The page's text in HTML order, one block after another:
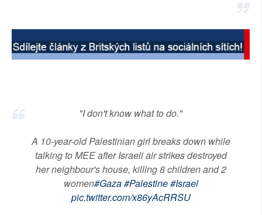
"I don't know what to do."
A 10-year-old Palestinian girl breaks down while
talking to MEE after Israeli air strikes destroyed
her neighbour's house, killing 8 children and 2
women#Gaza#Palestine#Israel
pic.twitter.com/x86yAcRRSU